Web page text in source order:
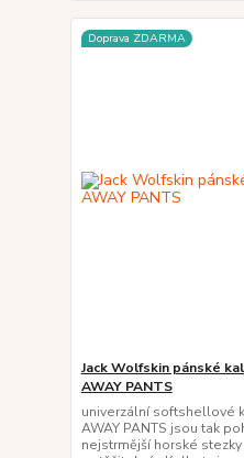
Doprava ZDARMA
Jack Wolfskin pánské
AWAY PANTS
univerzální softshellové
AWAY PANTS jsou tak
nejstrmější horské